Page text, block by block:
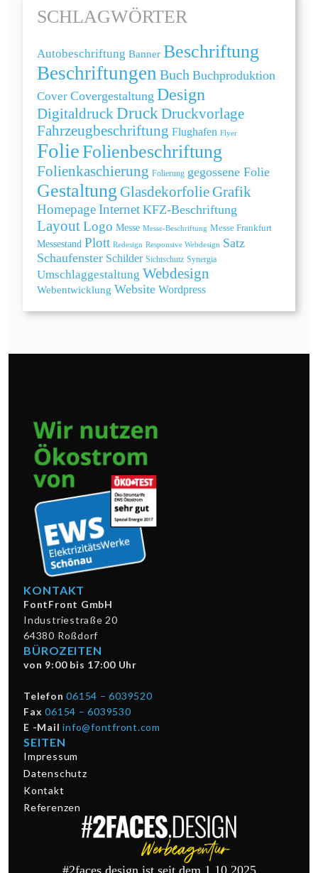
SCHLAGWÖRTER
Autobeschriftung Banner Beschriftung
Beschriftungen Buch Buchproduktion
Cover Covergestaltung Design
Digitaldruck Druck Druckvorlage
Fahrzeugbeschriftung Flughafen Flyer
FolieFolienbeschriftung
Folienkaschierung Folierung gegossene Folie
Gestaltung Glasdekorfolie Grafik
HomepageInternet KFZ-Beschriftung
LayoutLogo Messe Messe-Beschriftung Messe Frankfurt
Messestand Plott Redesign Responsive Webdesign Satz
Schaufenster Schilder Sichtschutz Synergia
Umschlaggestaltung Webdesign
Webentwicklung Website Wordpress
KONTAKT
FontFront GmbH
Industriestraße 20
64380 Roßdorf
BÜROZEITEN
von 9:00 bis 17:00 Uhr
Telefon 06154 – 6039520
Fax 06154 – 6039530
E -Mail info@fontfront.com
SEITEN
Impressum
Datenschutz
Kontakt
Referenzen
#2faces.design ist seit dem 1.10.2025